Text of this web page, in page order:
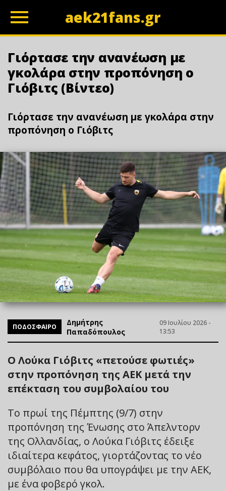
aek21fans.gr
Γιόρτασε την ανανέωση με
γκολάρα στην προπόνηση ο
Γιόβιτς (Βίντεo)
Γιόρτασε την ανανέωση με γκολάρα στην
προπόνηση ο Γιόβιτς
ΠΟΔΟΣΦΑΙΡΟ
Δημήτρης
Παπαδόπουλος
09 Ιουλίου 2026 -
13:53
O Λούκα Γιόβιτς «πετούσε φωτιές»
στην προπόνηση της ΑΕΚ μετά την
επέκταση του συμβολαίου του
Το πρωί της Πέμπτης (9/7) στην
προπόνηση της Ένωσης στο Άπελντορν
της Ολλανδίας, ο Λούκα Γιόβιτς έδειξε
ιδιαίτερα κεφάτος, γιορτάζοντας το νέο
συμβόλαιο που θα υπογράψει με την ΑΕΚ,
με ένα φοβερό γκολ.